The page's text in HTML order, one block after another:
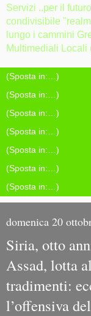
Servizi ..per il
condivisibile
lungo i cammini
Multimediali Locali
domenica 20
Siria, otto
Assad, lotta
tradimenti:
l’offensiva